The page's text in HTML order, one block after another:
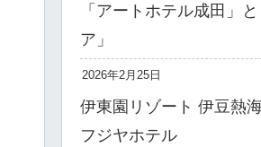
「アートホテル成田」
ア」
2026年2月25日
伊東園リゾート 伊豆熱
フジヤホテル